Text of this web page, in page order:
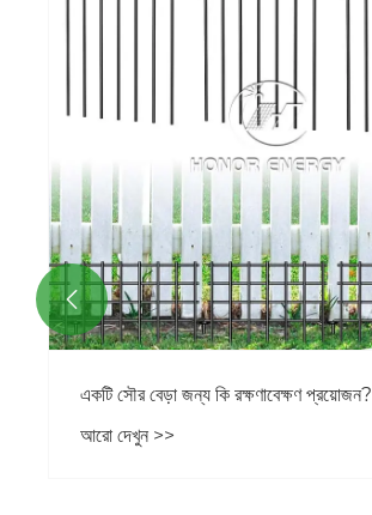
একটি সৌর বেড়া জন্য কি রক্ষণাবেক্ষণ প্রয়োজন?
আরো দেখুন >>
